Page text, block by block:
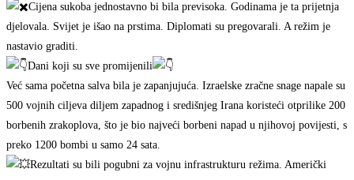
Cijena sukoba jednostavno bi bila previsoka. Godinama je ta prijetnja
djelovala. Svijet je išao na prstima. Diplomati su pregovarali. A režim je
nastavio graditi.
Dani koji su sve promijenili
Već sama početna salva bila je zapanjujuća. Izraelske zračne snage napale su
500 vojnih ciljeva diljem zapadnog i središnjeg Irana koristeći otprilike 200
borbenih zrakoplova, što je bio najveći borbeni napad u njihovoj povijesti, s
preko 1200 bombi u samo 24 sata.
Rezultati su bili pogubni za vojnu infrastrukturu režima. Američki